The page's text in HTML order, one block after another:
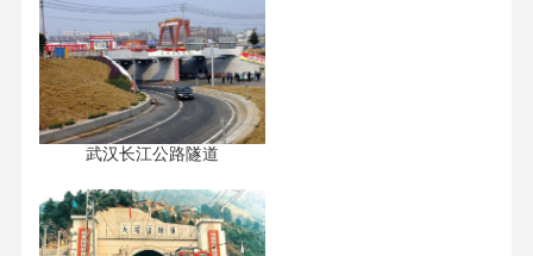
武汉长江公路隧道